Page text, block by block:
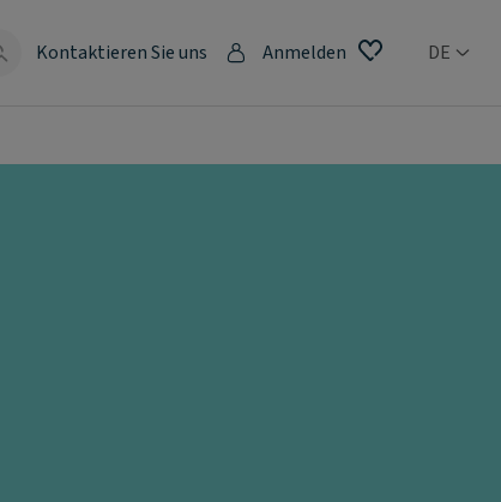
Kontaktieren Sie uns Anmelden DE